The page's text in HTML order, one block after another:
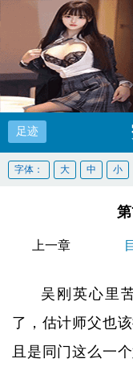
足迹
字体： 大 中 小
上一章
吴刚英心里
了，估计师父也
且是同门这么一